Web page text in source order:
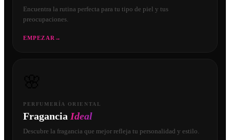
Encuentra la rutina perfecta para tu tipo de piel y tus
preocupaciones.
EMPEZAR →
PERFUMERÍA ORIENTAL
Fragancia Ideal
Descubre la fragancia que mejor refleja tu personalidad y estilo.